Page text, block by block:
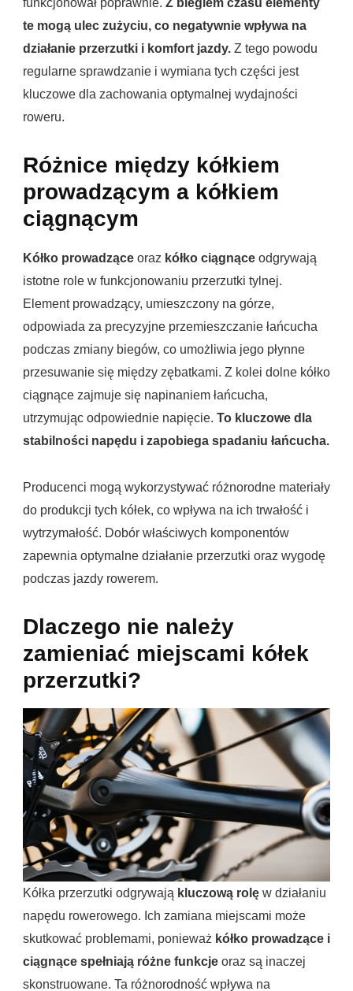
funkcjonował poprawnie. Z biegiem czasu elementy
te mogą ulec zużyciu, co negatywnie wpływa na
działanie przerzutki i komfort jazdy. Z tego powodu
regularne sprawdzanie i wymiana tych części jest
kluczowe dla zachowania optymalnej wydajności
roweru.
Różnice między kółkiem
prowadzącym a kółkiem
ciągnącym
Kółko prowadzące oraz kółko ciągnące odgrywają
istotne role w funkcjonowaniu przerzutki tylnej.
Element prowadzący, umieszczony na górze,
odpowiada za precyzyjne przemieszczanie łańcucha
podczas zmiany biegów, co umożliwia jego płynne
przesuwanie się między zębatkami. Z kolei dolne kółko
ciągnące zajmuje się napinaniem łańcucha,
utrzymując odpowiednie napięcie. To kluczowe dla
stabilności napędu i zapobiega spadaniu łańcucha.
Producenci mogą wykorzystywać różnorodne materiały
do produkcji tych kółek, co wpływa na ich trwałość i
wytrzymałość. Dobór właściwych komponentów
zapewnia optymalne działanie przerzutki oraz wygodę
podczas jazdy rowerem.
Dlaczego nie należy
zamieniać miejscami kółek
przerzutki?
Kółka przerzutki odgrywają kluczową rolę w działaniu
napędu rowerowego. Ich zamiana miejscami może
skutkować problemami, ponieważ kółko prowadzące i
ciągnące spełniają różne funkcje oraz są inaczej
skonstruowane. Ta różnorodność wpływa na